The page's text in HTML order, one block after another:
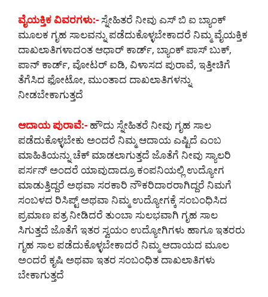
ವೈಯಕ್ತಿಕ ವಿವರಗಳು:- ಸ್ನೇಹಿತರೆ ನೀವು ಎಸ್ ಬಿ ಐ ಬ್ಯಾಂಕ್
ಮೂಲಕ ಗೃಹ ಸಾಲವನ್ನು ಪಡೆದುಕೊಳ್ಳಬೇಕಾದರೆ ನಿಮ್ಮ ವೈಯಕ್ತಿಕ
ದಾಖಲಾತಿಗಳಾದಂತ ಆಧಾರ್ ಕಾರ್ಡ್, ಬ್ಯಾಂಕ್ ಪಾಸ್ ಬುಕ್,
ಪಾನ್ ಕಾರ್ಡ್, ವೋಟರ್ ಐಡಿ, ವಿಳಾಸದ ಪುರಾವೆ, ಇತ್ತೀಚಿಗೆ
ತೆಗೆಸಿದ ಫೋಟೋ, ಮುಂತಾದ ದಾಖಲಾತಿಗಳನ್ನು
ನೀಡಬೇಕಾಗುತ್ತದೆ
ಆದಾಯ ಪುರಾವೆ:- ಹೌದು ಸ್ನೇಹಿತರೆ ನೀವು ಗೃಹ ಸಾಲ
ಪಡೆದುಕೊಳ್ಳಬೇಕು ಅಂದರೆ ನಿಮ್ಮ ಆದಾಯ ಎಷ್ಟಿದೆ ಎಂಬ
ಮಾಹಿತಿಯನ್ನು ಚೆಕ್ ಮಾಡಲಾಗುತ್ತದೆ ಜೊತೆಗೆ ನೀವು ಸ್ಯಾಲರಿ
ಪರ್ಸನ್ ಅಂದರೆ ಯಾವುದಾದ್ರೂ ಕಂಪನಿಯಲ್ಲಿ ಉದ್ಯೋಗ
ಮಾಡುತ್ತಿದ್ದರೆ ಅಥವಾ ಸರಕಾರಿ ನೌಕರಿದಾರರಾಗಿದ್ದರೆ ನಿಮಗೆ
ಸಂಬಳದ ರಿಸಿಪ್ಟ್ ಅಥವಾ ನಿಮ್ಮ ಉದ್ಯೋಗಕ್ಕೆ ಸಂಬಂಧಿಸಿದ
ಪ್ರಮಾಣ ಪತ್ರ ನೀಡಿದರೆ ತುಂಬಾ ಸುಲಭವಾಗಿ ಗೃಹ ಸಾಲ
ಸಿಗುತ್ತದೆ ಜೊತೆಗೆ ಇತರ ಸ್ವಯಂ ಉದ್ಯೋಗಿಗಳು ಹಾಗೂ ಇತರರು
ಗೃಹ ಸಾಲ ಪಡೆದುಕೊಳ್ಳಬೇಕಾದರೆ ನಿಮ್ಮ ಆದಾಯದ ಮೂಲ
ಅಂದರೆ ಕೃಷಿ ಅಥವಾ ಇತರ ಸಂಬಂಧಿತ ದಾಖಲಾತಿಗಳು
ಬೇಕಾಗುತ್ತದೆ